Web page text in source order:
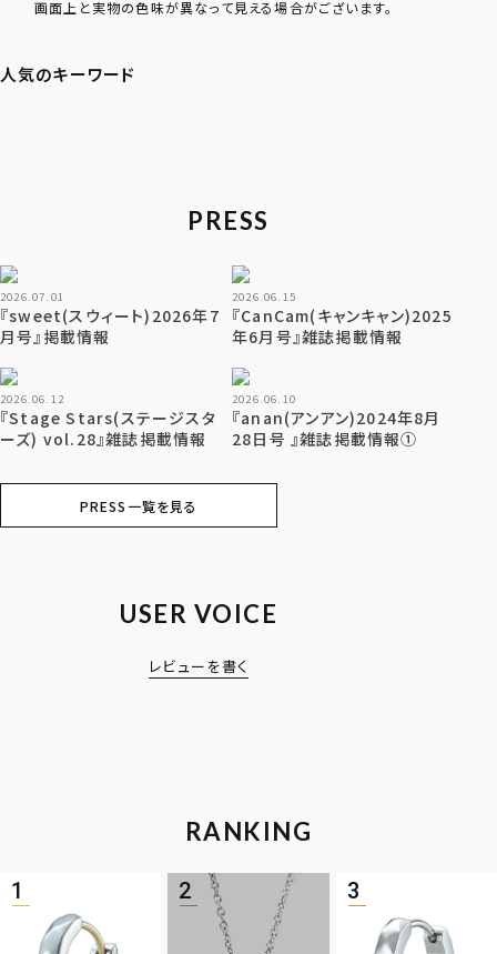
画面上と実物の色味が異なって見える場合がございます。
PRESS
2026.07.01
『sweet(スウィート)2026年7
月号』掲載情報
2026.06.15
『CanCam(キャンキャン)2025
年6月号』雑誌掲載情報
2026.06.12
『Stage Stars(ステージスタ
ーズ) vol.28』雑誌掲載情報
2026.06.10
『anan(アンアン)2024年8月
28日号 』雑誌掲載情報①
PRESS一覧を見る
USER VOICE
レビューを書く
RANKING